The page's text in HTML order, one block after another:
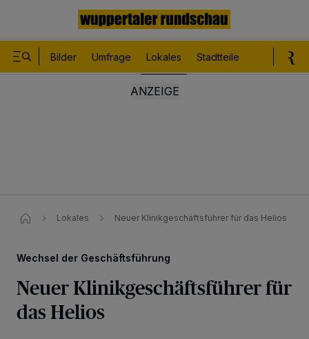
Bilder Umfrage Lokales Stadtteile
Lokales Neuer Klinikgeschäftsführer für das Helios
Wechsel der Geschäftsführung
Neuer Klinikgeschäftsführer für
das Helios